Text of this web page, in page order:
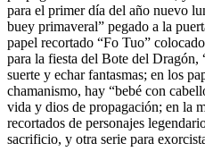
para el primer día del año nuevo
buey primaveral” pegado a la
papel recortado “Fo Tuo”
para la fiesta del Bote del Dragón,
suerte y echar fantasmas; en los
chamanismo, hay “bebé con
vida y dios de propagación; en la
recortados de personajes
sacrificio, y otra serie para